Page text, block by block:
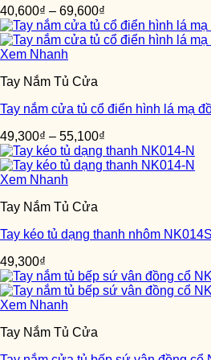
40,600₫ – 69,600₫
Xem Nhanh
Tay Nắm Tủ Cửa
Tay nắm cửa tủ cổ điển hình lá mạ
49,300₫ – 55,100₫
Xem Nhanh
Tay Nắm Tủ Cửa
Tay kéo tủ dạng thanh nhôm
49,300₫
Xem Nhanh
Tay Nắm Tủ Cửa